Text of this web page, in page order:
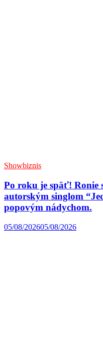
Showbiznis
Po roku je späť! Ronie
autorským singlom
popovým nádychom.
05/08/202605/08/2026